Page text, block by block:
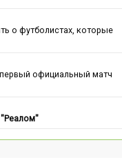
о футболистах, которые
официальный матч
"Реалом"